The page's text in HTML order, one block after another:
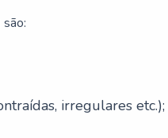
irregulares etc.);